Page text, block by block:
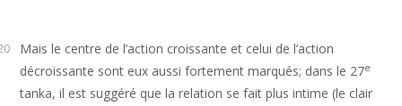
Mais le centre de l’action croissante et celui de l’action
décroissante sont eux aussi fortement marqués; dans le 27e
tanka, il est suggéré que la relation se fait plus intime (le clair